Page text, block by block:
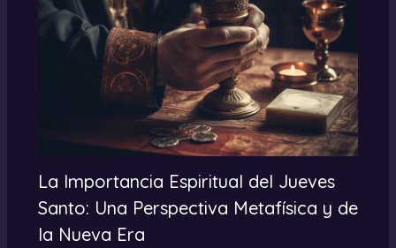
La Importancia Espiritual del Jueves
Santo: Una Perspectiva Metafísica y de
la Nueva Era